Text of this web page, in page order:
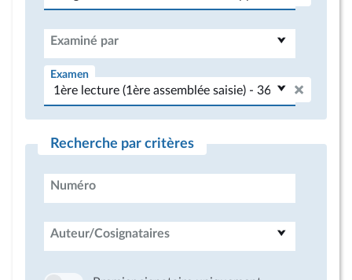
Examiné par
Examen
Recherche par critères
Numéro
Auteur/Cosignataires